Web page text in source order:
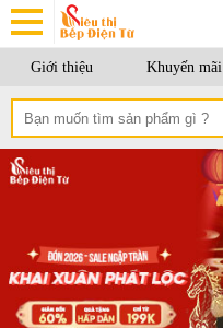
Giới thiệu Khuyến mãi